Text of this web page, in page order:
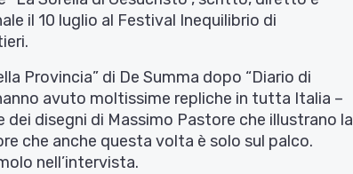
il 10 luglio al Festival Inequilibrio di
Provincia” di De Summa dopo “Diario di
avuto moltissime repliche in tutta Italia –
disegni di Massimo Pastore che illustrano la
che anche questa volta è solo sul palco.
nell’intervista.